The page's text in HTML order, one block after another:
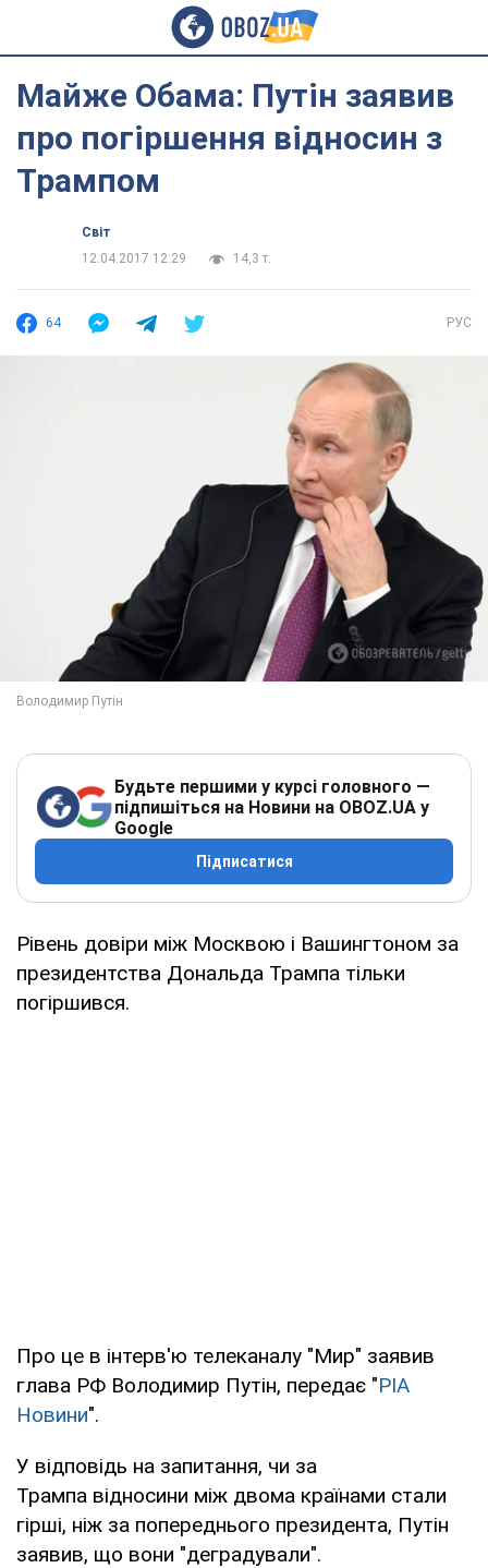
Майже Обама: Путін заявив
про погіршення відносин з
Трампом
Світ
12.04.2017 12:29
14,3 т.
64 РУС
Будьте першими у курсі головного —
підпишіться на Новини на OBOZ.UA у
Google
Підписатися
Рівень довіри між Москвою і Вашингтоном за
президентства Дональда Трампа тільки
погіршився.
Про це в інтерв'ю телеканалу "Мир" заявив
глава РФ Володимир Путін, передає "РІА
Новини".
У відповідь на запитання, чи за
Трампа відносини між двома країнами стали
гірші, ніж за попереднього президента, Путін
заявив, що вони "деградували".